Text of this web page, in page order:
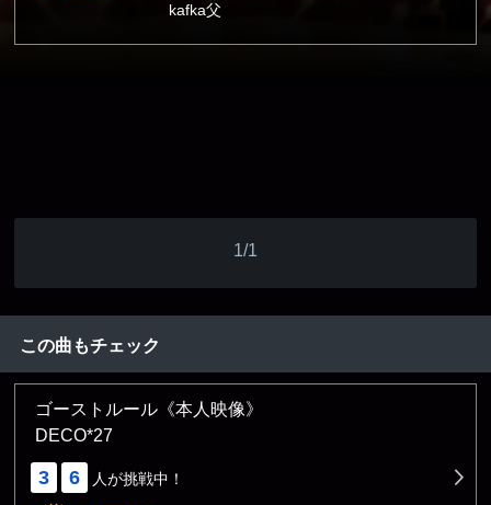
kafka父
1/1
この曲もチェック
ゴーストルール《本人映像》
DECO*27
3 6 人が挑戦中！